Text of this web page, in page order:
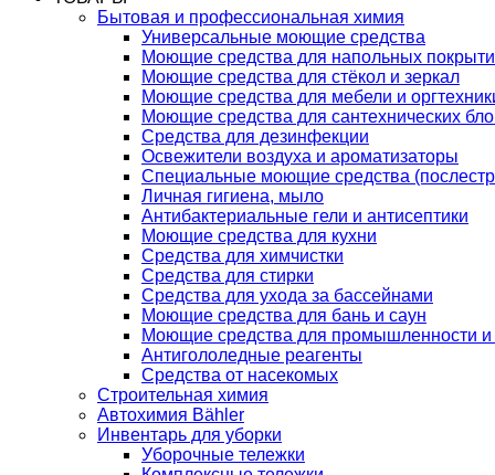
Бытовая и профессиональная химия
Универсальные моющие средства
Моющие средства для напольных
Моющие средства для стёкол и зеркал
Моющие средства для мебели и
Моющие средства для сантехнических
Средства для дезинфекции
Освежители воздуха и ароматизаторы
Специальные моющие средства
Личная гигиена, мыло
Антибактериальные гели и антисептики
Моющие средства для кухни
Средства для химчистки
Средства для стирки
Средства для ухода за бассейнами
Моющие средства для бань и саун
Моющие средства для промышленности и
Антигололедные реагенты
Средства от насекомых
Строительная химия
Автохимия Bähler
Инвентарь для уборки
Уборочные тележки